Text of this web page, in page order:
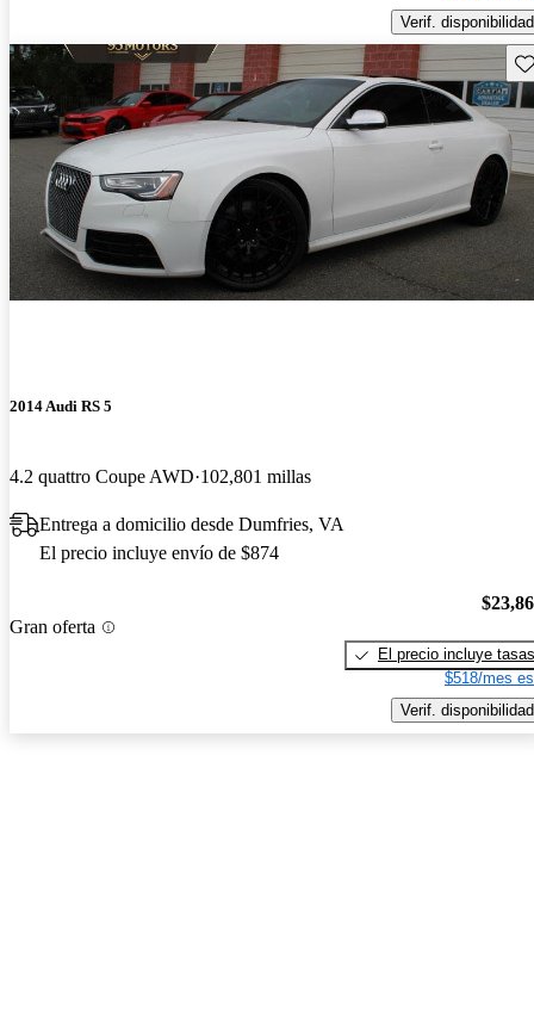
Verif. disponibilidad
2014 Audi RS 5
4.2 quattro Coupe AWD 102,801 millas
Entrega a domicilio desde Dumfries, VA
El precio incluye envío de $874
Gran oferta
El precio incluye tasas
$518/mes
Verif. disponibilidad